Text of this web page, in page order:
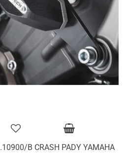
B CRASH PADY YAMAHA